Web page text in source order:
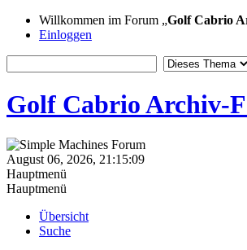
Willkommen im Forum „Golf Cabrio
Einloggen
Golf Cabrio Archiv-
August 06, 2026, 21:15:09
Hauptmenü
Hauptmenü
Übersicht
Suche